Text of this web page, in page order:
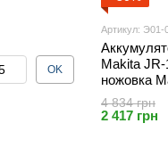
Артикул: Э01-
Makita
ножовка
4 834 грн
2 417 грн
OK